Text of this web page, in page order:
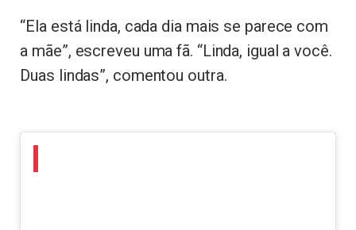
“Ela está linda, cada dia mais se parece com
a mãe”, escreveu uma fã. “Linda, igual a você.
Duas lindas”, comentou outra.